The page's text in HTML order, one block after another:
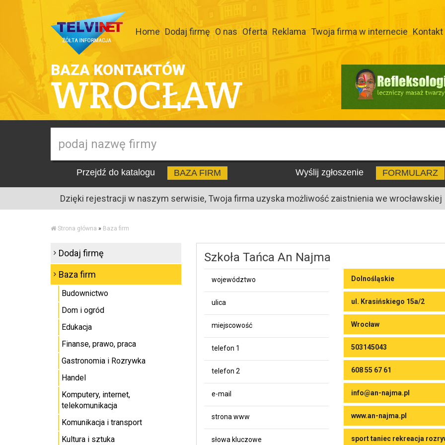
Home Dodaj firmę O nas Oferta Reklama Twoja firma w internecie Kontakt
BAZA KONTAKTÓW
WROCŁAW
Przejdź do katalogu BAZA FIRM Wyślij zgłoszenie FORMULARZ
Dzięki rejestracji w naszym serwisie, Twoja firma uzyska możliwość zaistnienia we wrocławskiej
Strona główna » Baza firm
Szkoła Tańca An Najma
województwo Dolnośląskie
ulica ul. Krasińskiego 15a/2
miejscowość Wrocław
telefon 1 503145043
telefon 2 608 55 67 61
e-mail info@an-najma.pl
strona www www.an-najma.pl
słowa kluczowe sport taniec rekreacja
Dodaj firmę
Baza firm
Budownictwo
Dom i ogród
Edukacja
Finanse, prawo, praca
Gastronomia i Rozrywka
Handel
Komputery, internet,
telekomunikacja
Komunikacja i transport
Kultura i sztuka